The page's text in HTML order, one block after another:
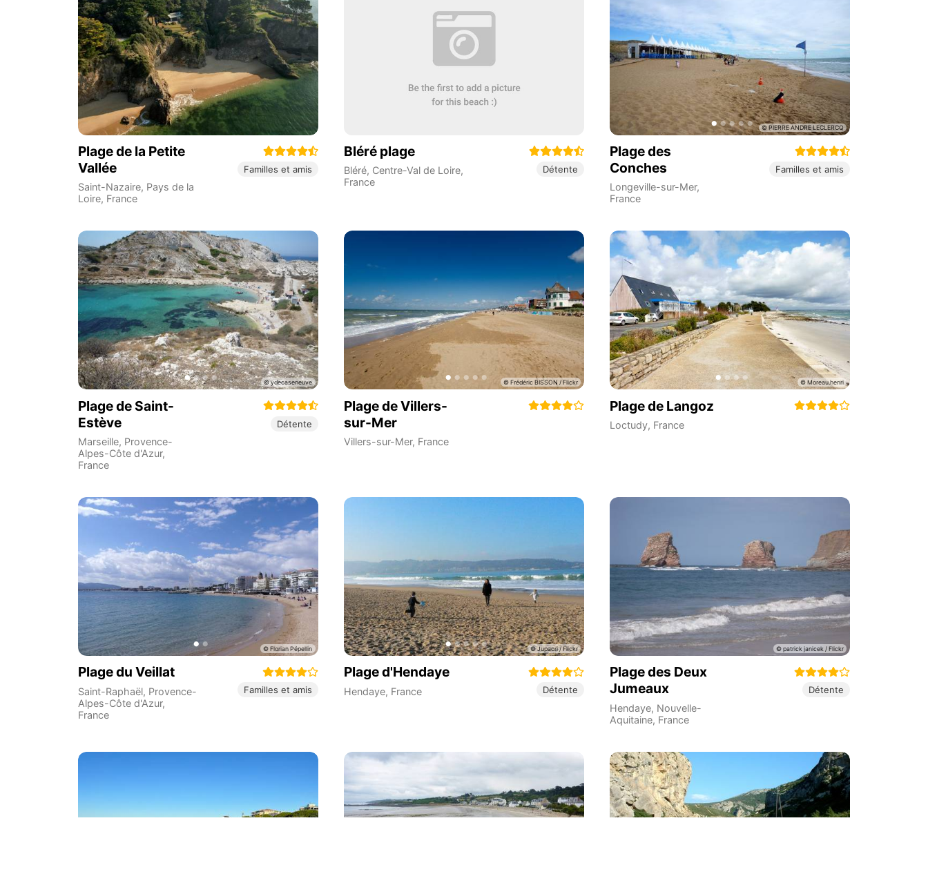
Plage de la Petite
Vallée
Saint-Nazaire, Pays de la
Loire, France
Familles et amis
Bléré plage
Bléré, Centre-Val de Loire,
France
Détente
Plage des
Conches
Longeville-sur-Mer,
France
Familles et amis
Plage de Saint-
Estève
Marseille, Provence-
Alpes-Côte d'Azur,
France
Détente
Plage de Villers-
sur-Mer
Villers-sur-Mer, France
Plage de Langoz
Loctudy, France
Plage du Veillat
Saint-Raphaël, Provence-
Alpes-Côte d'Azur,
France
Familles et amis
Plage d'Hendaye
Hendaye, France Détente
Plage des Deux
Jumeaux
Hendaye, Nouvelle-
Aquitaine, France
Détente